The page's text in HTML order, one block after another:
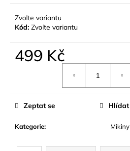
Zvolte variantu
Kód: Zvolte variantu
499 Kč
Kategorie: Mikiny
Zeptat se Hlídat